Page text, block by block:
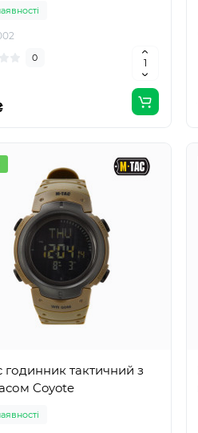
0
годинник тактичний з
Coyote